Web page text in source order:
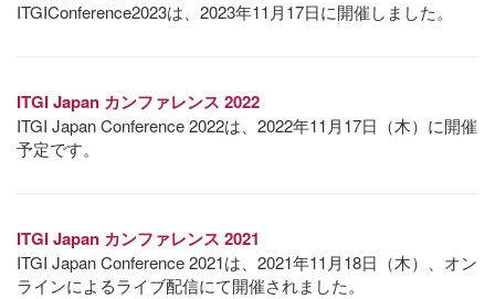
ITGIConference2023は、2023年11月17日に開催しました。
ITGI Japan カンファレンス 2022
ITGI Japan Conference 2022は、2022年11月17日（木）に開催
予定です。
ITGI Japan カンファレンス 2021
ITGI Japan Conference 2021は、2021年11月18日（木）、オン
ラインによるライブ配信にて開催されました。